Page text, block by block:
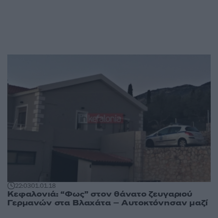
22:0301.01.18
Κεφαλονιά: “Φως” στον θάνατο ζευγαριού
Γερμανών στα Βλαχάτα – Αυτοκτόνησαν μαζί